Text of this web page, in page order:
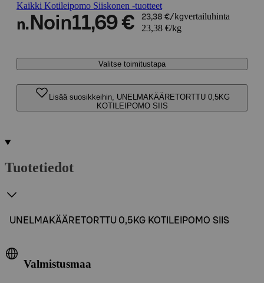
Kaikki Kotileipomo Siiskonen -tuotteet
n. Noin11,69 € 23,38 €/kgvertailuhinta
23,38 €/kg
Valitse toimitustapa
Lisää suosikkeihin, UNELMAKÄÄRETORTTU 0,5KG
KOTILEIPOMO SIIS
Tuotetiedot
UNELMAKÄÄRETORTTU 0,5KG KOTILEIPOMO SIIS
Valmistusmaa